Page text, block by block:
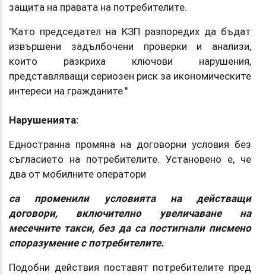
защита на правата на потребителите.
"Като председател на КЗП разпоредих да бъдат
извършени задълбочени проверки и анализи,
които разкриха ключови нарушения,
представляващи сериозен риск за икономическите
интереси на гражданите."
Нарушенията:
Едностранна промяна на договорни условия без
съгласието на потребителите. Установено е, че
два от мобилните оператори
са променили условията на действащи
договори, включително увеличаване на
месечните такси, без да са постигнали писмено
споразумение с потребителите.
Подобни действия поставят потребителите пред